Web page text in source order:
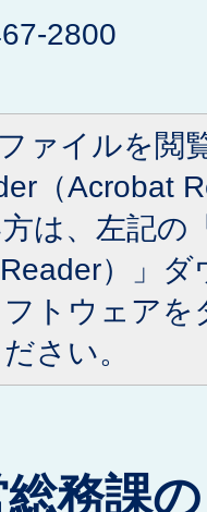
2800
ァイルを閲
（Acrobat
は、左記の
）」
トウェア
さい。
務課